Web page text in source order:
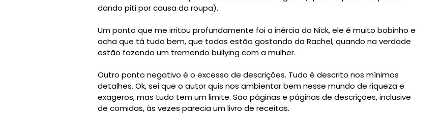
dando piti por causa da roupa).
Um ponto que me irritou profundamente foi a inércia do Nick, ele é muito bobinho e
acha que tá tudo bem, que todos estão gostando da Rachel, quando na verdade
estão fazendo um tremendo bullying com a mulher.
Outro ponto negativo é o excesso de descrições. Tudo é descrito nos mínimos
detalhes. Ok, sei que o autor quis nos ambientar bem nesse mundo de riqueza e
exageros, mas tudo tem um limite. São páginas e páginas de descrições, inclusive
de comidas, às vezes parecia um livro de receitas.